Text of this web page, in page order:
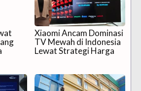
Xiaomi Ancam Dominasi
TV Mewah di Indonesia
Lewat Strategi Harga